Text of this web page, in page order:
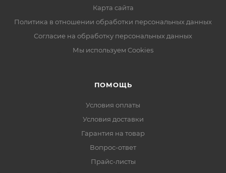
Карта сайта
Политика в отношении обработки персональных данных
Согласие на обработку персональных данных
Мы используем Cookies
ПОМОЩЬ
Условия оплаты
Условия доставки
Гарантия на товар
Вопрос-ответ
Прайс-листы